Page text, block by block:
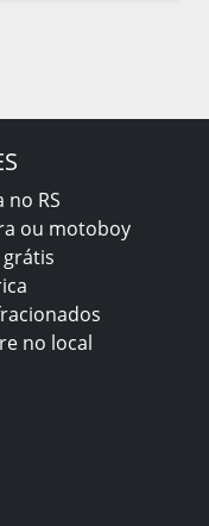
no RS
ou motoboy
no local